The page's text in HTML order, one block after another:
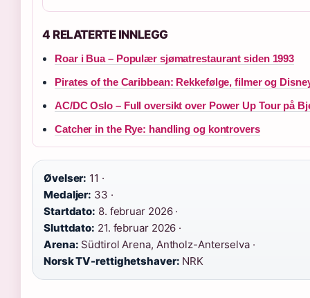
4 RELATERTE INNLEGG
Roar i Bua – Populær sjømatrestaurant siden 1993
Pirates of the Caribbean: Rekkefølge, filmer og
AC/DC Oslo – Full oversikt over Power Up Tour på
Catcher in the Rye: handling og kontrovers
Øvelser: 11 ·
Medaljer: 33 ·
Startdato: 8. februar 2026 ·
Sluttdato: 21. februar 2026 ·
Arena: Südtirol Arena, Antholz-Anterselva ·
Norsk TV-rettighetshaver: NRK